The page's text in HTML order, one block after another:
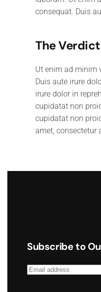
consequat. Duis
The Verdict
Ut enim ad minim
Duis aute irure
irure dolor in
cupidatat non
cupidatat non
amet, consectetur
Subscribe to